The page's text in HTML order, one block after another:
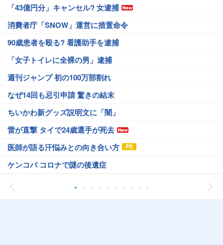
「43億円分」キャンセル? 女逮捕
消費者庁「SNOW」運営に措置命令
90歳患者を殴る? 看護助手を逮捕
「女子トイレに全裸の男」逮捕
週刊ジャンプ 初の100万部割れ
なぜ14回も忌引申請 驚きの結末
ちいかわ新グッズ説明文に「闇」
雷が直撃 タイで24歳選手が死去
医師が語る汗悩みとの向き合い方
ケンコバ コロナで謎の後遺症